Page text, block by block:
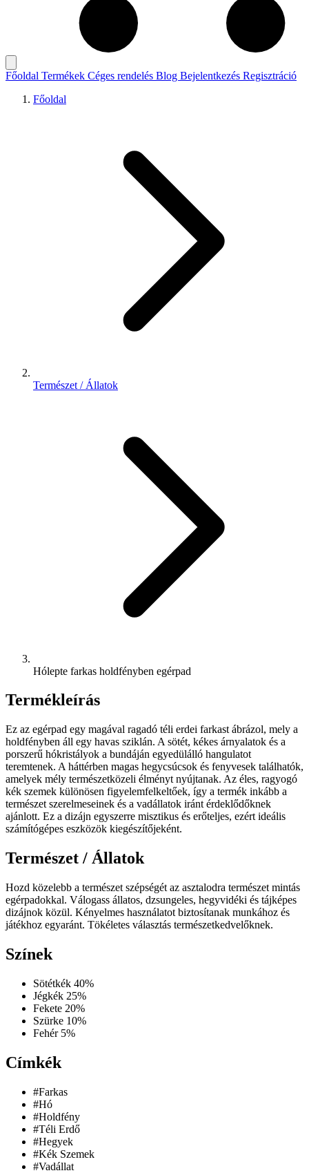
Főoldal Termékek Céges rendelés Blog Bejelentkezés Regisztráció
Főoldal
Természet / Állatok
Hólepte farkas holdfényben egérpad
Termékleírás
Ez az egérpad egy magával ragadó téli erdei farkast ábrázol, mely a
holdfényben áll egy havas sziklán. A sötét, kékes árnyalatok és a
porszerű hókristályok a bundáján egyedülálló hangulatot
teremtenek. A háttérben magas hegycsúcsok és fenyvesek találhatók,
amelyek mély természetközeli élményt nyújtanak. Az éles, ragyogó
kék szemek különösen figyelemfelkeltőek, így a termék inkább a
természet szerelmeseinek és a vadállatok iránt érdeklődőknek
ajánlott. Ez a dizájn egyszerre misztikus és erőteljes, ezért ideális
számítógépes eszközök kiegészítőjeként.
Természet / Állatok
Hozd közelebb a természet szépségét az asztalodra természet mintás
egérpadokkal. Válogass állatos, dzsungeles, hegyvidéki és tájképes
dizájnok közül. Kényelmes használatot biztosítanak munkához és
játékhoz egyaránt. Tökéletes választás természetkedvelőknek.
Színek
Sötétkék 40%
Jégkék 25%
Fekete 20%
Szürke 10%
Fehér 5%
Címkék
#Farkas
#Hó
#Holdfény
#Téli Erdő
#Hegyek
#Kék Szemek
#Vadállat